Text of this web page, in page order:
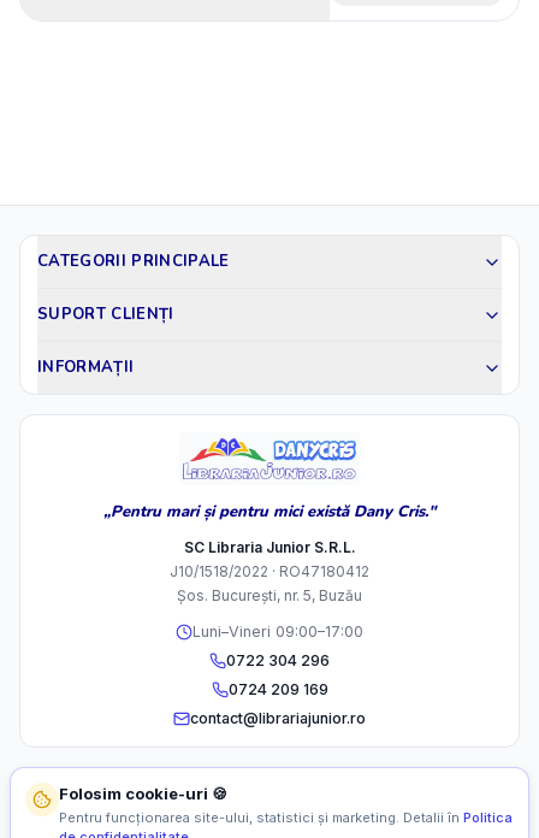
CATEGORII PRINCIPALE
SUPORT CLIENȚI
INFORMAȚII
„Pentru mari și pentru mici există Dany Cris."
SC Libraria Junior S.R.L.
J10/1518/2022 · RO47180412
Șos. București, nr. 5, Buzău
Luni–Vineri 09:00–17:00
0722 304 296
0724 209 169
contact@librariajunior.ro
Folosim cookie-uri 🍪
Pentru funcționarea site-ului, statistici și marketing. Detalii în Politica